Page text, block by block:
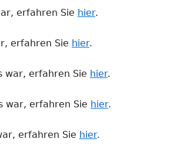
erfahren Sie hier.
erfahren Sie hier.
war, erfahren Sie hier.
war, erfahren Sie hier.
erfahren Sie hier.